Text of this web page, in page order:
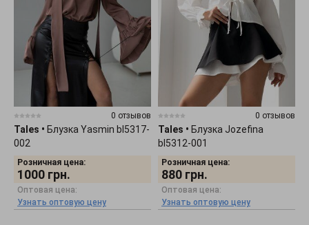
0 отзывов
Tales • Блузка Yasmin bl5317-
002
Розничная цена:
1000 грн.
Оптовая цена:
Узнать оптовую цену
0 отзывов
Tales • Блузка Jozefina
bl5312-001
Розничная цена:
880 грн.
Оптовая цена:
Узнать оптовую цену